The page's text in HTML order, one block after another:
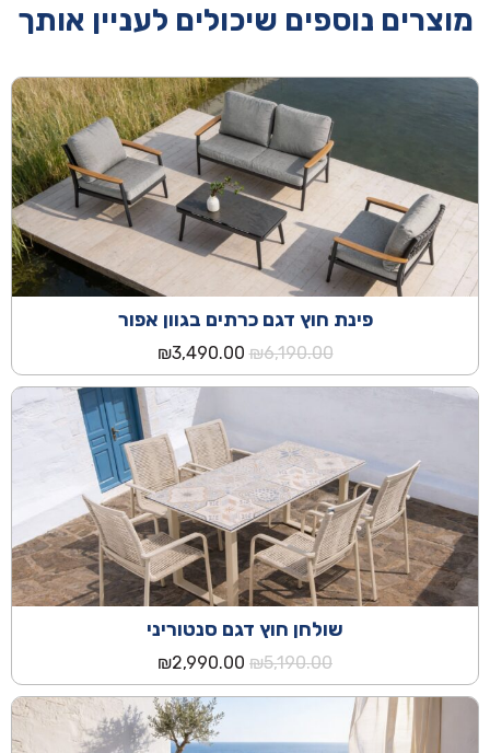
מוצרים נוספים שיכולים לעניין אותך
פינת חוץ דגם כרתים בגוון אפור
₪6,190.00
המחיר
המקורי
היה:
₪6,190.00.
₪3,490.00
הנוכחי
הוא:
₪3,490.00.
שולחן חוץ דגם סנטוריני
₪5,190.00
המחיר
המקורי
היה:
₪5,190.00.
₪2,990.00
הנוכחי
הוא:
₪2,990.00.